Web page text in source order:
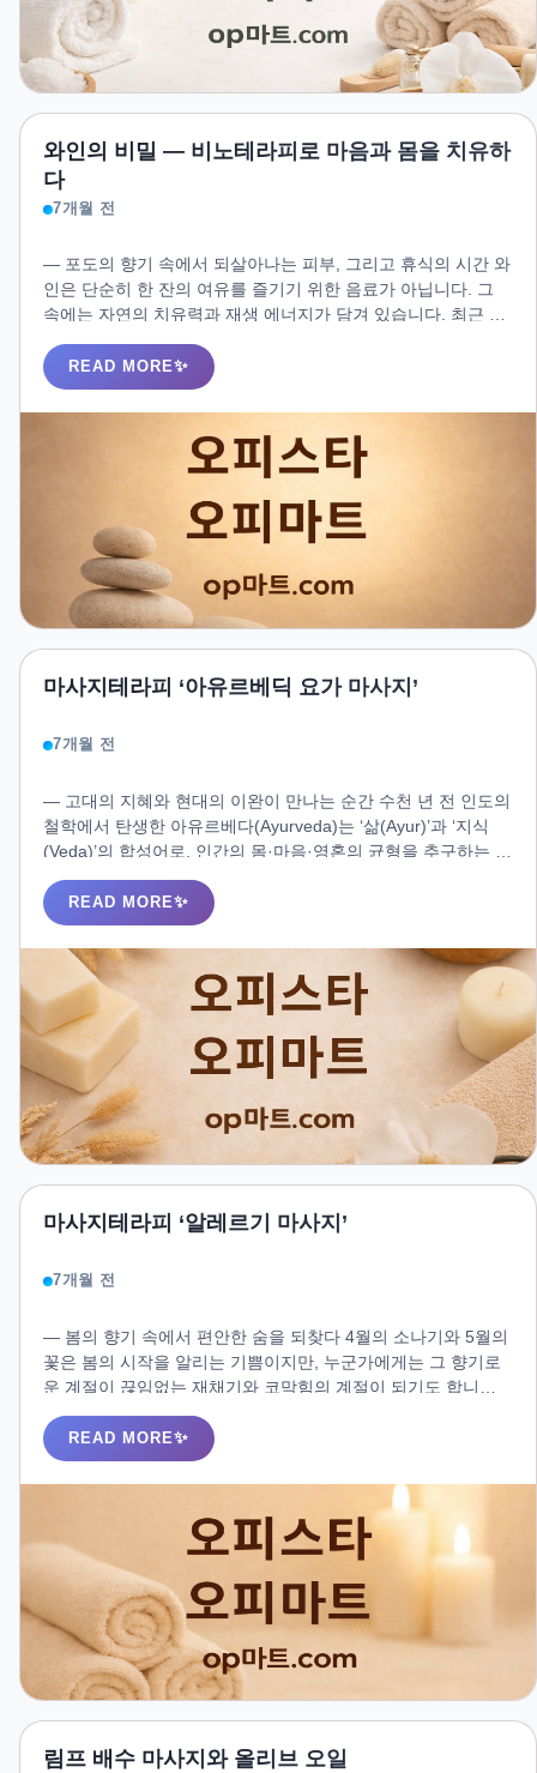
와인의 비밀 ― 비노테라피로 마음과 몸을 치유하
다
7개월 전
― 포도의 향기 속에서 되살아나는 피부, 그리고 휴식의 시간 와
인은 단순히 한 잔의 여유를 즐기기 위한 음료가 아닙니다. 그
속에는 자연의 치유력과 재생 에너지가 담겨 있습니다. 최근 스
파 업계에서는 이러한 와인의 생명력을 이용한 **‘비노테라피
(Vinotherapy)’**가 새로운 힐링 트렌드로 주목받고 있습니다.
비노테라피는 단순히 피부를 가꾸는 트리트먼트를 넘어, 몸과
마음의 밸런스를 되찾는 럭셔리한 감각 테라피입니다.
READ MORE
마사지테라피 ‘아유르베딕 요가 마사지’
7개월 전
― 고대의 지혜와 현대의 이완이 만나는 순간 수천 년 전 인도의
철학에서 탄생한 아유르베다(Ayurveda)는 ‘삶(Ayur)’과 ‘지식
(Veda)’의 합성어로, 인간의 몸·마음·영혼의 균형을 추구하는 생
명의 과학입니다. 이 철학이 요가와 결합하여 현대적으로 재해
석된 형태가 바로 **아유르베딕 요가 마사지(Ayurvedic Yoga
Massage Therapy)**입니다.
READ MORE
마사지테라피 ‘알레르기 마사지’
7개월 전
― 봄의 향기 속에서 편안한 숨을 되찾다 4월의 소나기와 5월의
꽃은 봄의 시작을 알리는 기쁨이지만, 누군가에게는 그 향기로
운 계절이 끊임없는 재채기와 코막힘의 계절이 되기도 합니다.
계절성 알레르기 ― 꽃가루, 황사, 미세먼지 등으로 인한 호흡기
불편과 피로감은 봄철 일상을 무겁게 만듭니다.
READ MORE
림프 배수 마사지와 올리브 오일